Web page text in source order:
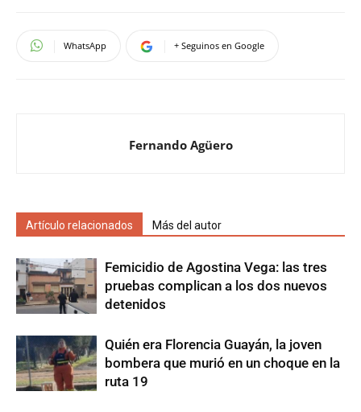
WhatsApp + Seguinos en Google
Fernando Agüero
Artículo relacionados Más del autor
Femicidio de Agostina Vega: las tres
pruebas complican a los dos nuevos
detenidos
Quién era Florencia Guayán, la joven
bombera que murió en un choque en la
ruta 19